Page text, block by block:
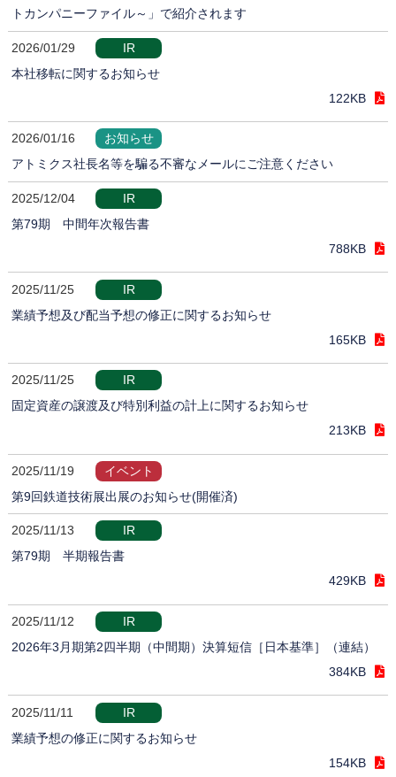
トカンパニーファイル～」で紹介されます
2026/01/29
IR
本社移転に関するお知らせ
122KB
2026/01/16
お知らせ
アトミクス社長名等を騙る不審なメールにご注意ください
2025/12/04
IR
第79期 中間年次報告書
788KB
2025/11/25
IR
業績予想及び配当予想の修正に関するお知らせ
165KB
2025/11/25
IR
固定資産の譲渡及び特別利益の計上に関するお知らせ
213KB
2025/11/19
イベント
第9回鉄道技術展出展のお知らせ(開催済)
2025/11/13
IR
第79期 半期報告書
429KB
2025/11/12
IR
2026年3月期第2四半期（中間期）決算短信［日本基準］（連結）
384KB
2025/11/11
IR
業績予想の修正に関するお知らせ
154KB